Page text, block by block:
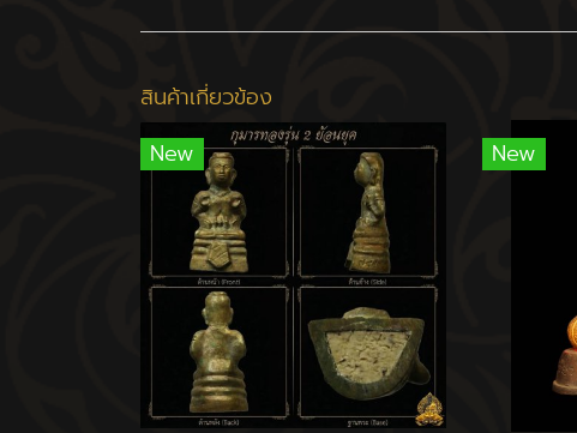
สินค้าเกี่ยวข้อง
New
New